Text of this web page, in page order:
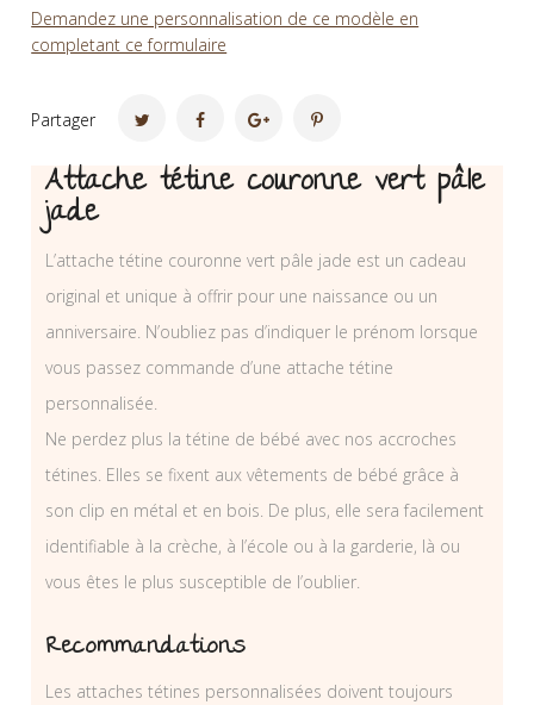
Demandez une personnalisation de ce modèle en
completant ce formulaire
Partager
Attache tétine couronne vert pâle
jade
L’attache tétine couronne vert pâle jade est un cadeau
original et unique à offrir pour une naissance ou un
anniversaire. N’oubliez pas d’indiquer le prénom lorsque
vous passez commande d’une attache tétine
personnalisée.
Ne perdez plus la tétine de bébé avec nos accroches
tétines. Elles se fixent aux vêtements de bébé grâce à
son clip en métal et en bois. De plus, elle sera facilement
identifiable à la crèche, à l’école ou à la garderie, là ou
vous êtes le plus susceptible de l’oublier.
Recommandations
Les attaches tétines personnalisées doivent toujours